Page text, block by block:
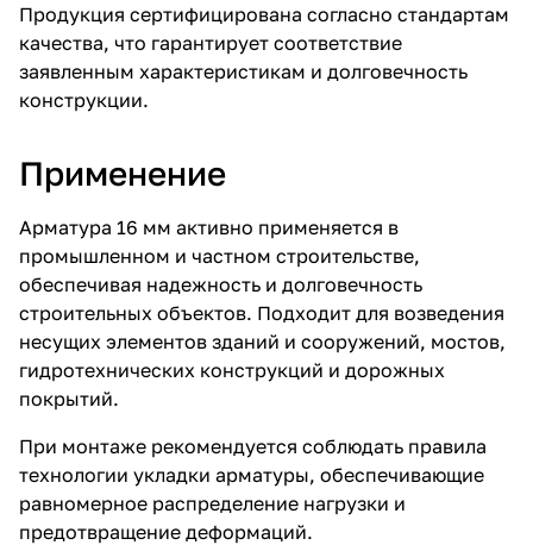
Продукция сертифицирована согласно стандартам
качества, что гарантирует соответствие
заявленным характеристикам и долговечность
конструкции.
Применение
Арматура 16 мм активно применяется в
промышленном и частном строительстве,
обеспечивая надежность и долговечность
строительных объектов. Подходит для возведения
несущих элементов зданий и сооружений, мостов,
гидротехнических конструкций и дорожных
покрытий.
При монтаже рекомендуется соблюдать правила
технологии укладки арматуры, обеспечивающие
равномерное распределение нагрузки и
предотвращение деформаций.